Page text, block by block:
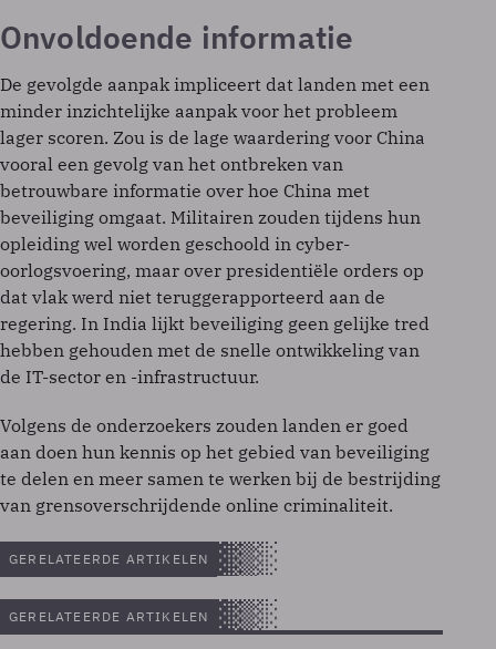
Onvoldoende informatie
De gevolgde aanpak impliceert dat landen met een
minder inzichtelijke aanpak voor het probleem
lager scoren. Zou is de lage waardering voor China
vooral een gevolg van het ontbreken van
betrouwbare informatie over hoe China met
beveiliging omgaat. Militairen zouden tijdens hun
opleiding wel worden geschoold in cyber-
oorlogsvoering, maar over presidentiële orders op
dat vlak werd niet teruggerapporteerd aan de
regering. In India lijkt beveiliging geen gelijke tred
hebben gehouden met de snelle ontwikkeling van
de IT-sector en -infrastructuur.
Volgens de onderzoekers zouden landen er goed
aan doen hun kennis op het gebied van beveiliging
te delen en meer samen te werken bij de bestrijding
van grensoverschrijdende online criminaliteit.
GERELATEERDE ARTIKELEN
GERELATEERDE ARTIKELEN